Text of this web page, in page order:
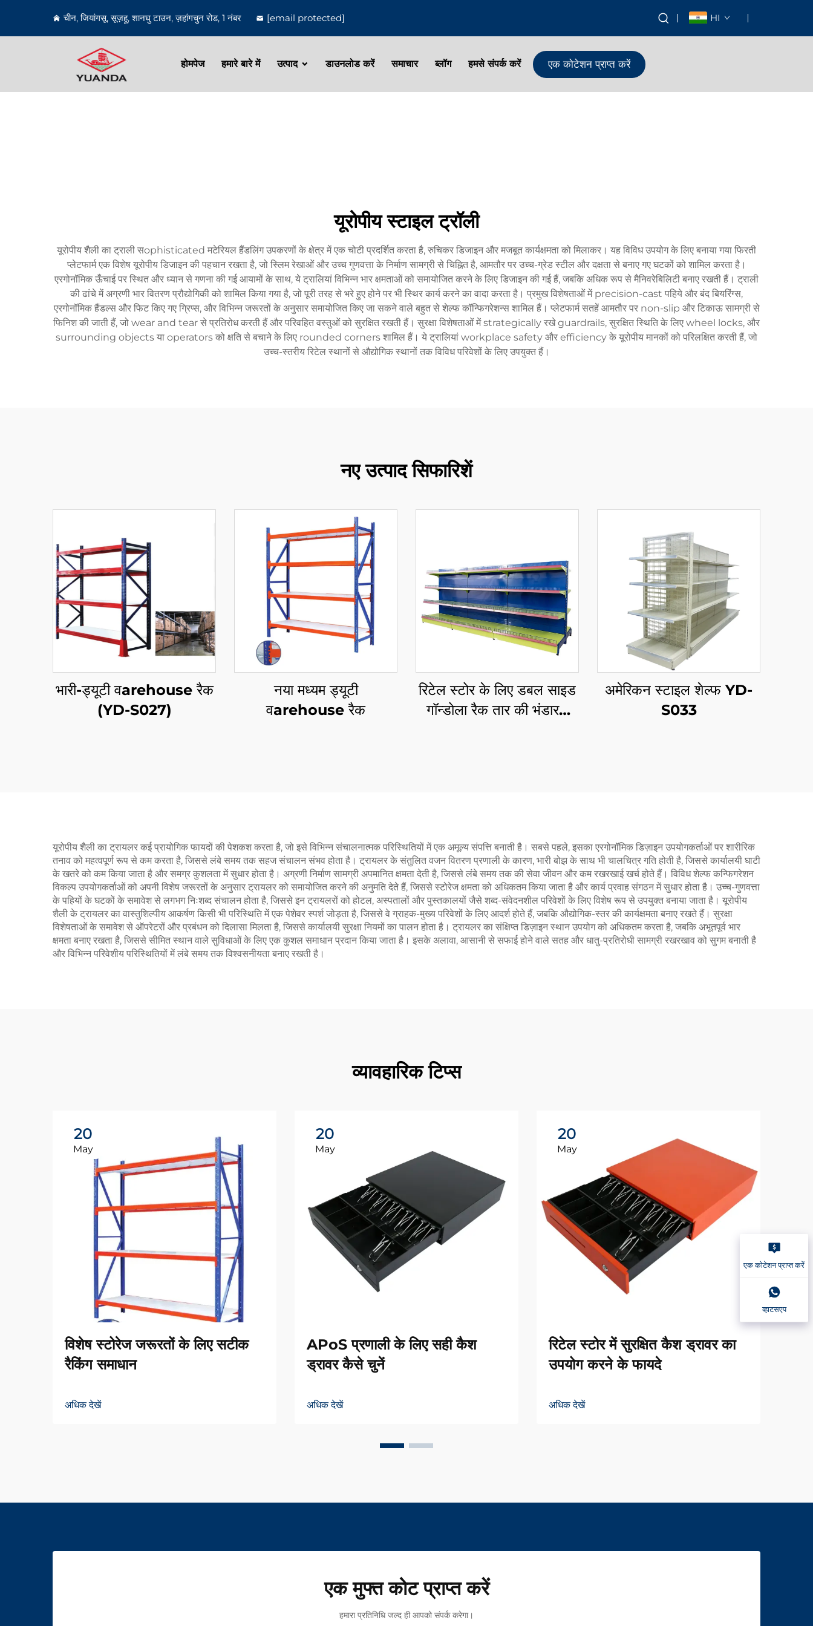
चीन, जियांगसू, सूज़हू, शानघु टाउन, ज़हांगचुन रोड, 1 नंबर [email protected] HI
होमपेज हमारे बारे में उत्पाद डाउनलोड करें समाचार ब्लॉग हमसे संपर्क करें एक कोटेशन प्राप्त करें
यूरोपीय स्टाइल ट्रॉली
यूरोपीय शैली का ट्राली सophisticated मटेरियल हैंडलिंग उपकरणों के क्षेत्र में एक चोटी प्रदर्शित करता है, रुचिकर डिजाइन और मजबूत कार्यक्षमता को मिलाकर। यह विविध उपयोग के लिए बनाया गया फिरती
प्लेटफार्म एक विशेष यूरोपीय डिजाइन की पहचान रखता है, जो स्लिम रेखाओं और उच्च गुणवत्ता के निर्माण सामग्री से चिह्नित है, आमतौर पर उच्च-ग्रेड स्टील और दक्षता से बनाए गए घटकों को शामिल करता है।
एरगोनॉमिक ऊँचाई पर स्थित और ध्यान से गणना की गई आयामों के साथ, ये ट्रालियां विभिन्न भार क्षमताओं को समायोजित करने के लिए डिजाइन की गई हैं, जबकि अधिक रूप से मैनिवरेबिलिटी बनाए रखती हैं। ट्राली
की ढांचे में अग्रणी भार वितरण प्रौद्योगिकी को शामिल किया गया है, जो पूरी तरह से भरे हुए होने पर भी स्थिर कार्य करने का वादा करता है। प्रमुख विशेषताओं में precision-cast पहिये और बंद बियरिंग्स,
एरगोनॉमिक हैंडल्स और फिट किए गए ग्रिप्स, और विभिन्न जरूरतों के अनुसार समायोजित किए जा सकने वाले बहुत से शेल्फ कॉन्फिगरेशन्स शामिल हैं। प्लेटफार्म सतहें आमतौर पर non-slip और टिकाऊ सामग्री से
फिनिश की जाती हैं, जो wear and tear से प्रतिरोध करती हैं और परिवहित वस्तुओं को सुरक्षित रखती हैं। सुरक्षा विशेषताओं में strategically रखे guardrails, सुरक्षित स्थिति के लिए wheel locks, और
surrounding objects या operators को क्षति से बचाने के लिए rounded corners शामिल हैं। ये ट्रालियां workplace safety और efficiency के यूरोपीय मानकों को परिलक्षित करती हैं, जो
उच्च-स्तरीय रिटेल स्थानों से औद्योगिक स्थानों तक विविध परिवेशों के लिए उपयुक्त हैं।
नए उत्पाद सिफारिशें
भारी-ड्यूटी वarehouse रैक
(YD-S027)
नया मध्यम ड्यूटी
वarehouse रैक
रिटेल स्टोर के लिए डबल साइड
गॉन्डोला रैक तार की भंडारण
अमेरिकन स्टाइल शेल्फ YD-
S033
यूरोपीय शैली का ट्रायलर कई प्रायोगिक फायदों की पेशकश करता है, जो इसे विभिन्न संचालनात्मक परिस्थितियों में एक अमूल्य संपत्ति बनाती है। सबसे पहले, इसका एरगोनॉमिक डिज़ाइन उपयोगकर्ताओं पर शारीरिक
तनाव को महत्वपूर्ण रूप से कम करता है, जिससे लंबे समय तक सहज संचालन संभव होता है। ट्रायलर के संतुलित वजन वितरण प्रणाली के कारण, भारी बोझ के साथ भी चालचित्र गति होती है, जिससे कार्यालयी घाटी
के खतरे को कम किया जाता है और समग्र कुशलता में सुधार होता है। अग्रणी निर्माण सामग्री अपमानित क्षमता देती है, जिससे लंबे समय तक की सेवा जीवन और कम रखरखाई खर्च होते हैं। विविध शेल्फ कन्फिगरेशन
विकल्प उपयोगकर्ताओं को अपनी विशेष जरूरतों के अनुसार ट्रायलर को समायोजित करने की अनुमति देते हैं, जिससे स्टोरेज क्षमता को अधिकतम किया जाता है और कार्य प्रवाह संगठन में सुधार होता है। उच्च-गुणवत्ता
के पहियों के घटकों के समावेश से लगभग निःशब्द संचालन होता है, जिससे इन ट्रायलरों को होटल, अस्पतालों और पुस्तकालयों जैसे शब्द-संवेदनशील परिवेशों के लिए विशेष रूप से उपयुक्त बनाया जाता है। यूरोपीय
शैली के ट्रायलर का वास्तुशिल्पीय आकर्षण किसी भी परिस्थिति में एक पेशेवर स्पर्श जोड़ता है, जिससे वे ग्राहक-मुख्य परिवेशों के लिए आदर्श होते हैं, जबकि औद्योगिक-स्तर की कार्यक्षमता बनाए रखते हैं। सुरक्षा
विशेषताओं के समावेश से ऑपरेटरों और प्रबंधन को दिलासा मिलता है, जिससे कार्यालयी सुरक्षा नियमों का पालन होता है। ट्रायलर का संक्षिप्त डिज़ाइन स्थान उपयोग को अधिकतम करता है, जबकि अभूतपूर्व भार
क्षमता बनाए रखता है, जिससे सीमित स्थान वाले सुविधाओं के लिए एक कुशल समाधान प्रदान किया जाता है। इसके अलावा, आसानी से सफाई होने वाले सतह और धातु-प्रतिरोधी सामग्री रखरखाव को सुगम बनाती है
और विभिन्न परिवेशीय परिस्थितियों में लंबे समय तक विश्वसनीयता बनाए रखती है।
व्यावहारिक टिप्स
20
May
विशेष स्टोरेज जरूरतों के लिए सटीक
रैकिंग समाधान
अधिक देखें
20
May
APoS प्रणाली के लिए सही कैश
ड्रावर कैसे चुनें
अधिक देखें
20
May
रिटेल स्टोर में सुरक्षित कैश ड्रावर का
उपयोग करने के फायदे
अधिक देखें
एक मुफ्त कोट प्राप्त करें
हमारा प्रतिनिधि जल्द ही आपको संपर्क करेगा।
एक कोटेशन प्राप्त करें
व्हाटसएप